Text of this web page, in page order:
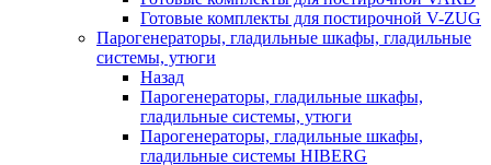
Готовые комплекты для постирочной V-ZUG
Парогенераторы, гладильные шкафы, гладильные
системы, утюги
Назад
Парогенераторы, гладильные шкафы,
гладильные системы, утюги
Парогенераторы, гладильные шкафы,
гладильные системы HIBERG